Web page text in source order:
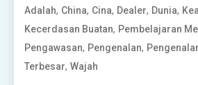
Adalah, China, Cina, Dealer, Dunia,
Kecerdasan Buatan, Pembelajaran
Pengawasan, Pengenalan,
Terbesar,Wajah